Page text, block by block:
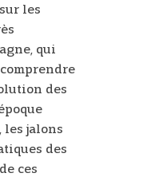
les
qui
des
les jalons
des
ces